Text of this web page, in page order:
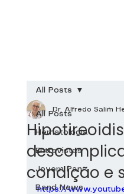
All Posts
Hematologia
Entrevistas
Jovem Pan
Band News
All Posts
condição e
Dr. Alfredo Salim
https://